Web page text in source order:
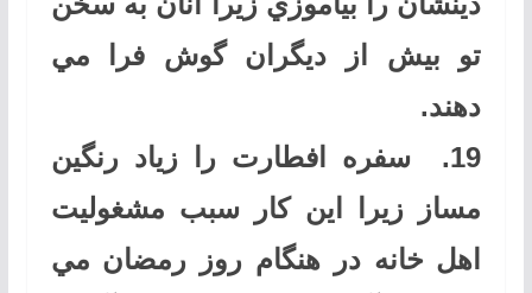
تو بيش از ديگران گوش فرا مي
دهند.
19.
سفره افطارت را زياد رنگين
مساز زيرا اين كار سبب مشغوليت
اهل خانه در هنگام روز رمضان مي